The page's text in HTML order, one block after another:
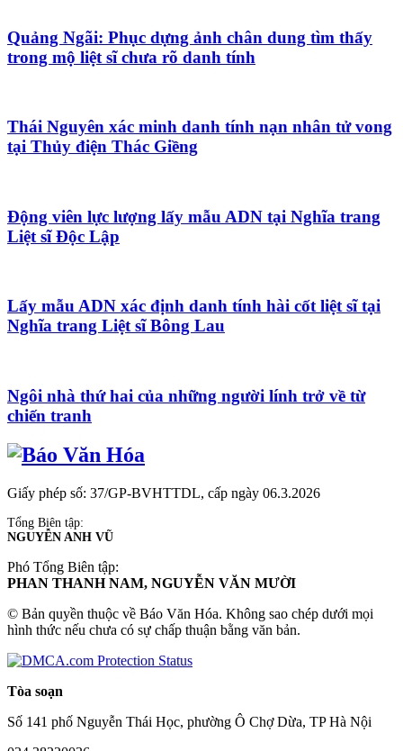
Quảng Ngãi: Phục dựng ảnh chân dung tìm thấy
trong mộ liệt sĩ chưa rõ danh tính
Thái Nguyên xác minh danh tính nạn nhân tử vong
tại Thủy điện Thác Giềng
Động viên lực lượng lấy mẫu ADN tại Nghĩa trang
Liệt sĩ Độc Lập
Lấy mẫu ADN xác định danh tính hài cốt liệt sĩ tại
Nghĩa trang Liệt sĩ Bông Lau
Ngôi nhà thứ hai của những người lính trở về từ
chiến tranh
Giấy phép số: 37/GP-BVHTTDL, cấp ngày 06.3.2026
Tổng Biên tập:
NGUYỄN ANH VŨ
Phó Tổng Biên tập:
PHAN THANH NAM, NGUYỄN VĂN MƯỜI
© Bản quyền thuộc về Báo Văn Hóa. Không sao chép dưới mọi
hình thức nếu chưa có sự chấp thuận bằng văn bản.
Tòa soạn
Số 141 phố Nguyễn Thái Học, phường Ô Chợ Dừa, TP Hà Nội